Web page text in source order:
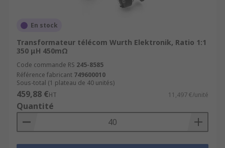
En stock
Transformateur télécom Wurth Elektronik, Ratio 1:1
350 μH 450mΩ
Code commande RS 245-8585
Référence fabricant 749600010
Sous-total (1 plateau de 40 unités)
459,88 €HT 11,497 €/unité
Quantité